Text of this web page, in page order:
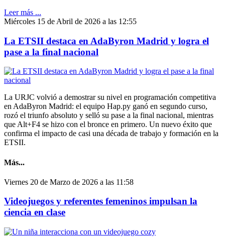
Leer más ...
Miércoles 15 de Abril de 2026 a las 12:55
La ETSII destaca en AdaByron Madrid y logra el
pase a la final nacional
La URJC volvió a demostrar su nivel en programación competitiva
en AdaByron Madrid: el equipo Hap.py ganó en segundo curso,
rozó el triunfo absoluto y selló su pase a la final nacional, mientras
que Alt+F4 se hizo con el bronce en primero. Un nuevo éxito que
confirma el impacto de casi una década de trabajo y formación en la
ETSII.
Más...
Viernes 20 de Marzo de 2026 a las 11:58
Videojuegos y referentes femeninos impulsan la
ciencia en clase